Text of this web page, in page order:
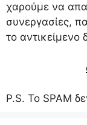
χαρούμε να
συνεργασίες,
το αντικείμενο
P.S. Το SPAM